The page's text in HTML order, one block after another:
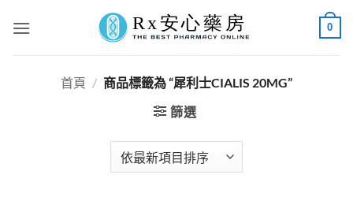
0
首頁 / 商品標籤為 “犀利士CIALIS 20MG”
篩選